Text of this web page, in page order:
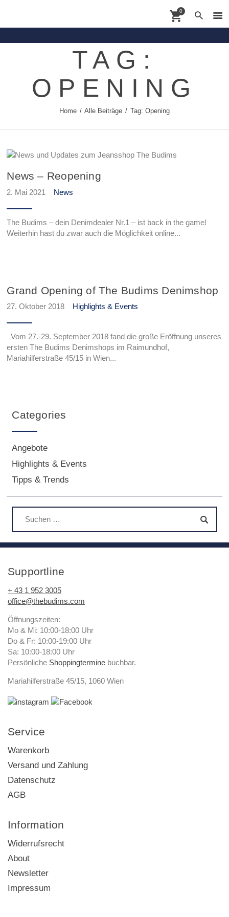
0
TAG:
OPENING
Home Alle Beiträge Tag: Opening
Shoppingdate
Shop
News
News – Reopening
2. Mai 2021 News
The Budims – dein Denimdealer Nr.1 – ist back in the game!
Weiterhin hast du zwar auch die Möglichkeit online...
Grand Opening of The Budims Denimshop
27. Oktober 2018 Highlights & Events
Vom 27.-29. September 2018 fand die große Eröffnung unseres
ersten The Budims Denimshops im Raimundhof,
Mariahilferstraße 45/15 in Wien...
Categories
Angebote
Highlights & Events
Tipps & Trends
Supportline
+ 43 1 952 3005
office@thebudims.com
Öffnungszeiten:
Mo & Mi: 10:00-18:00 Uhr
Do & Fr: 10:00-19:00 Uhr
Sa: 10:00-18:00 Uhr
Persönliche Shoppingtermine buchbar.
Mariahilferstraße 45/15, 1060 Wien
Service
Warenkorb
Versand und Zahlung
Datenschutz
AGB
Information
Widerrufsrecht
About
Newsletter
Impressum